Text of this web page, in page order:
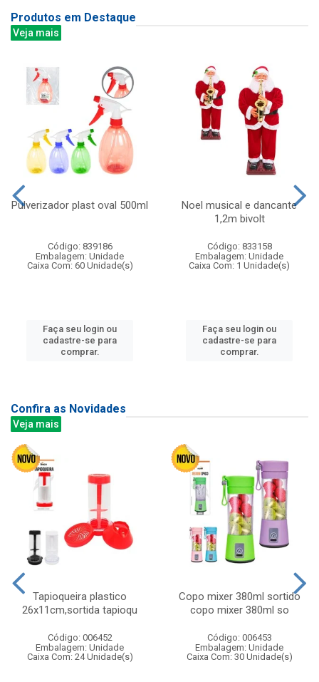
Produtos em Destaque
Veja mais
Pulverizador plast oval 500ml
Código: 839186
Embalagem: Unidade
Caixa Com: 60 Unidade(s)
Faça seu login ou
cadastre-se para
comprar.
Noel musical e dancante
1,2m bivolt
Código: 833158
Embalagem: Unidade
Caixa Com: 1 Unidade(s)
Faça seu login ou
cadastre-se para
comprar.
Confira as Novidades
Veja mais
Tapioqueira plastico
26x11cm,sortida tapioqu
Código: 006452
Embalagem: Unidade
Caixa Com: 24 Unidade(s)
Copo mixer 380ml sortido
copo mixer 380ml so
Código: 006453
Embalagem: Unidade
Caixa Com: 30 Unidade(s)